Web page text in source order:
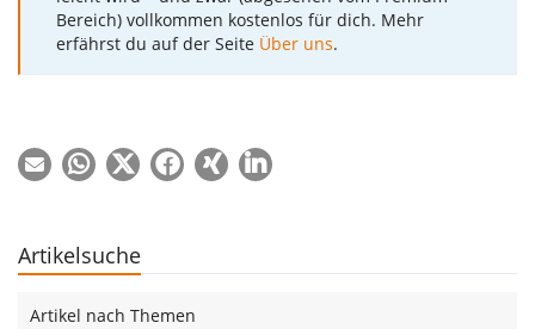
Bereich) vollkommen kostenlos für dich. Mehr
erfährst du auf der Seite Über uns.
Artikelsuche
Artikel nach Themen